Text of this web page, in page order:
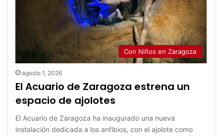
Con Niños en Zaragoza
agosto 1, 2026
El Acuario de Zaragoza estrena un
espacio de ajolotes
El Acuario de Zaragoza ha inaugurado una nueva
instalación dedicada a los anfibios, con el ajolote como